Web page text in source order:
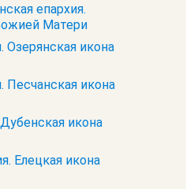
епархия.
Матери
Озерянская икона
Песчанская икона
икона
Елецкая икона